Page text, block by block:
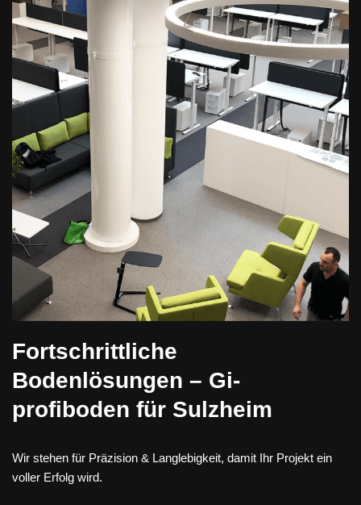
Fortschrittliche
Bodenlösungen – Gi-
profiboden für Sulzheim
Wir stehen für Präzision & Langlebigkeit, damit Ihr Projekt ein
voller Erfolg wird.